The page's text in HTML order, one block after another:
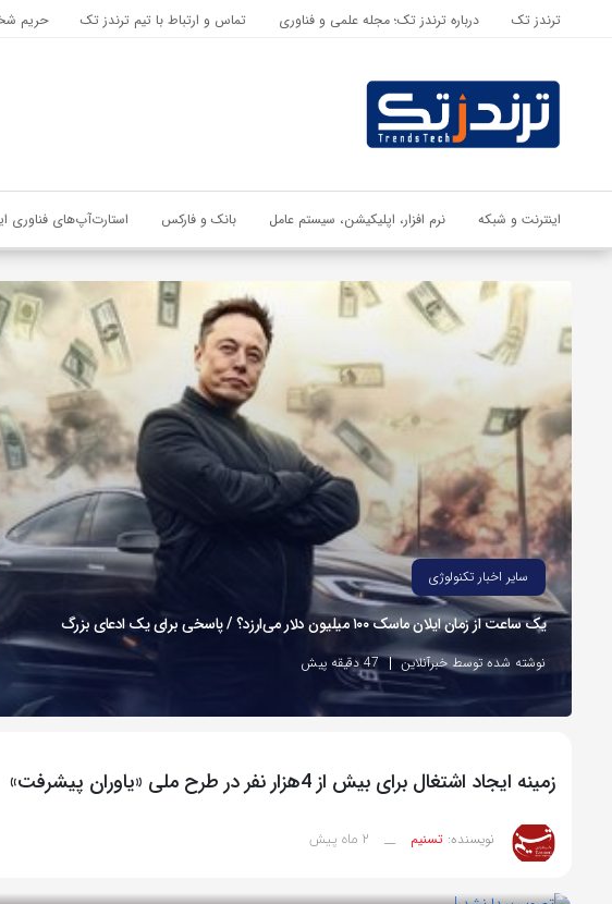
اشتراک گذاری
با استفاده از روش‌های زیر می‌توانید این صفحه را با دوستان خود به
اشتراک بگذارید.
ترندز تک درباره ترندز تک؛ مجله علمی و فناوری تماس و ارتباط با تیم ترندز تک حریم
اینترنت و شبکه نرم افزار، اپلیکیشن، سیستم عامل بانک و فارکس استارت‌آپ‌های فناوری
سایر اخبار تکنولوژی
یک ساعت از زمان ایلان ماسک ۱۰۰ میلیون دلار می‌ارزد؟ / پاسخی برای یک ادعای بزرگ
نوشته شده توسط خبرآنلاین 47 دقیقه پیش
زمینه ایجاد اشتغال برای بیش از 4هزار نفر در طرح ملی «یاوران پیشرفت»
نویسنده: تسنیم __ 2 ماه پیش